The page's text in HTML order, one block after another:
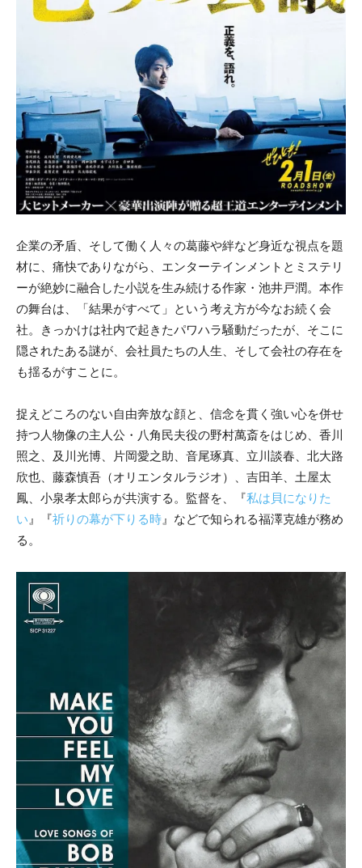
企業の矛盾、そして働く人々の葛藤や絆など身近な視点を題
材に、痛快でありながら、エンターテインメントとミステリ
ーが絶妙に融合した小説を生み続ける作家・池井戸潤。本作
の舞台は、「結果がすべて」という考え方が今なお続く会
社。きっかけは社内で起きたパワハラ騒動だったが、そこに
隠されたある謎が、会社員たちの人生、そして会社の存在を
も揺るがすことに。
捉えどころのない自由奔放な顔と、信念を貫く強い心を併せ
持つ人物像の主人公・八角民夫役の野村萬斎をはじめ、香川
照之、及川光博、片岡愛之助、音尾琢真、立川談春、北大路
欣也、藤森慎吾（オリエンタルラジオ）、吉田羊、土屋太
鳳、小泉孝太郎らが共演する。監督を、『私は貝になりた
い 』『祈りの幕が下りる時 』などで知られる福澤克雄が務め
る。